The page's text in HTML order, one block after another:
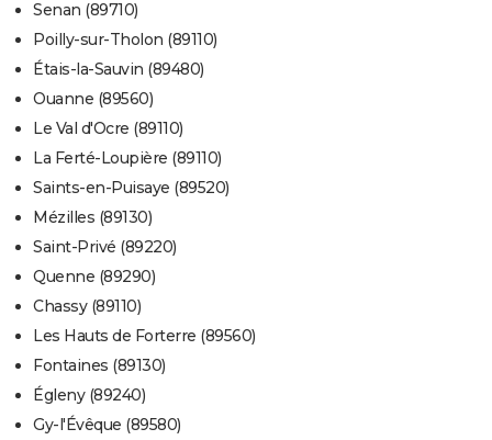
Senan (89710)
Poilly-sur-Tholon (89110)
Étais-la-Sauvin (89480)
Ouanne (89560)
Le Val d'Ocre (89110)
La Ferté-Loupière (89110)
Saints-en-Puisaye (89520)
Mézilles (89130)
Saint-Privé (89220)
Quenne (89290)
Chassy (89110)
Les Hauts de Forterre (89560)
Fontaines (89130)
Égleny (89240)
Gy-l'Évêque (89580)